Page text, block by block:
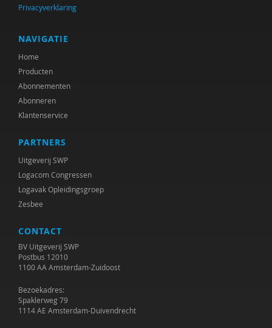
Privacyverklaring
NAVIGATIE
Home
Producten
Abonnementen
Abonneren
Klantenservice
PARTNERS
Uitgeverij SWP
Logacom Congressen
Logavak Opleidingsgroep
Zesbee
CONTACT
BV Uitgeverij SWP
Postbus 12010
1100 AA Amsterdam-Zuidoost
Bezoekadres:
Spaklerweg 79
1114 AE Amsterdam-Duivendrecht